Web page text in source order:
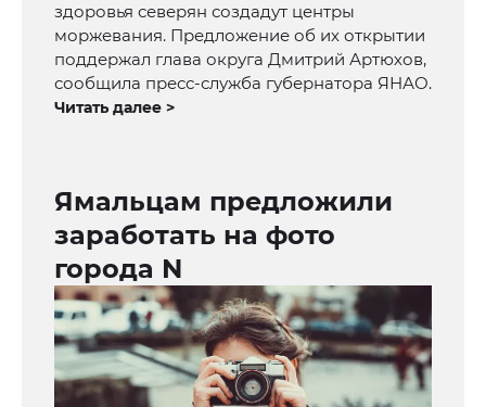
здоровья северян создадут центры
моржевания. Предложение об их открытии
поддержал глава округа Дмитрий Артюхов,
сообщила пресс-служба губернатора ЯНАО.
Читать далее >
Ямальцам предложили
заработать на фото
города N